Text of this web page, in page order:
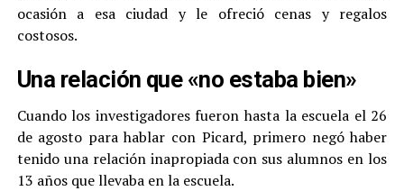
ocasión a esa ciudad y le ofreció cenas y regalos
costosos.
Una relación que «no estaba bien»
Cuando los investigadores fueron hasta la escuela el 26
de agosto para hablar con Picard, primero negó haber
tenido una relación inapropiada con sus alumnos en los
13 años que llevaba en la escuela.